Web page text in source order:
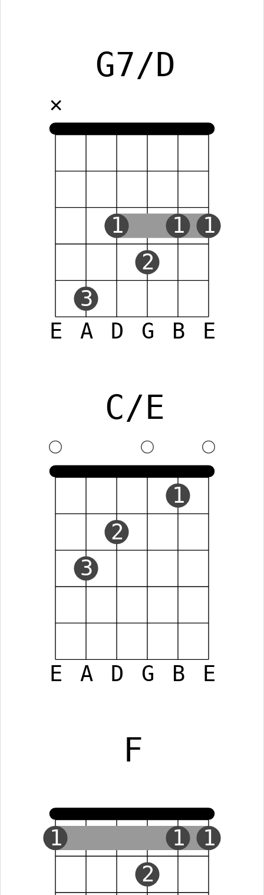
G7/D
E A D G B E
✕
3
1
2
1 1
C/E
E A D G B E
3
2
1
F
1
2
1 1